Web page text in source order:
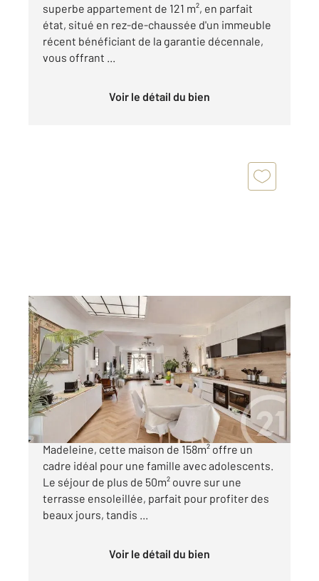
superbe appartement de 121 m², en parfait
état, situé en rez-de-chaussée d'un immeuble
récent bénéficiant de la garantie décennale,
vous offrant ...
Voir le détail du bien
LA MADELEINE 59
158 m , 6 pièces
Ref : 834
Maison à vendre
598 000 €
Nichée dans une rue très calme de La
Madeleine, cette maison de 158m² offre un
cadre idéal pour une famille avec adolescents.
Le séjour de plus de 50m² ouvre sur une
terrasse ensoleillée, parfait pour profiter des
beaux jours, tandis ...
Voir le détail du bien